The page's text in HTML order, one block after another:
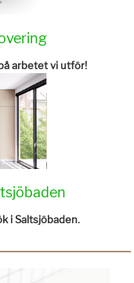
arbetet vi utför!
i Saltsjöbaden.